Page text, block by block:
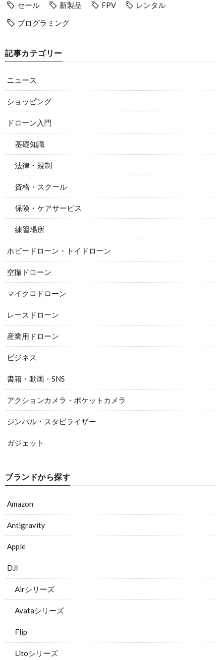
セール 新製品 FPV
レンタル
プログラミング
記事カテゴリー
ニュース
ショッピング
ドローン入門
基礎知識
法律・規制
資格・スクール
保険・ケアサービス
練習場所
ホビードローン・トイドローン
空撮ドローン
マイクロドローン
レースドローン
産業用ドローン
ビジネス
書籍・動画・SNS
アクションカメラ・ポケットカメラ
ジンバル・スタビライザー
ガジェット
ブランドから探す
Amazon
Antigravity
Apple
DJI
Airシリーズ
Avataシリーズ
Flip
Litoシリーズ